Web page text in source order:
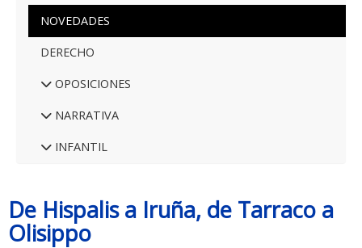
NOVEDADES
DERECHO
OPOSICIONES
NARRATIVA
INFANTIL
De Hispalis a Iruña, de Tarraco a
Olisippo